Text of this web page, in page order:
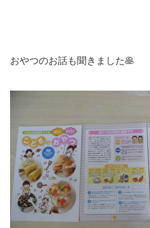
おやつのお話も聞きました🥞